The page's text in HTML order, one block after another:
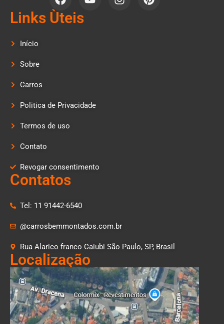
Links Ùteis
Início
Sobre
Carros
Politica de Privacidade
Termos de uso
Contato
Revogar consentimento
Contatos
Tel: 11 91442-6540
@carrosbemmontados.com.br
Rua Alarico franco Caiubi São Paulo, SP, Brasil
Localização